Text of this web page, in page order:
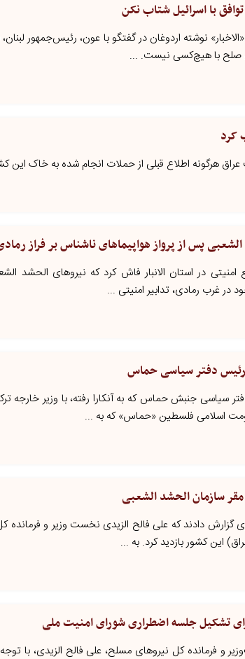
با اسرائیل شتاب نکن
نوشته اردوغان در گفتگو با عون، رئیس‌جمهور
صلح با هیچ‌کسی نیست. ...
کرد
هرگونه اطلاع قبلی از حملات انجام شده به خاک این
پس از پرواز هواپیماهای ناشناس بر فراز
امنیتی در استان الانبار فاش کرد که نیروهای الحشد
در غرب رمادی، تدابیر امنیتی ...
رئیس دفتر سیاسی حماس
سیاسی جنبش حماس که به آنکارا رفته، با وزیر خارجه
اسلامی فلسطین «حماس» که به ...
سازمان الحشد الشعبی
گزارش دادند که علی فالح الزیدی نخست وزیر و
این کشور بازدید کرد. به ...
تشکیل جلسه اضطراری شورای امنیت ملی
و فرمانده کل نیروهای مسلح، علی فالح الزیدی، با